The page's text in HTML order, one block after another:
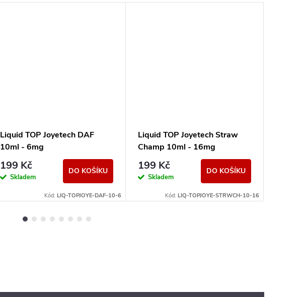
Liquid TOP Joyetech DAF
10ml - 6mg
199 Kč
Skladem
DO KOŠÍKU
Kód: LIQ-TOPJOYE-DAF-10-6
Liquid TOP Joyetech Straw
Champ 10ml - 16mg
199 Kč
Skladem
DO KOŠÍKU
Kód: LIQ-TOPJOYE-STRWCH-10-16